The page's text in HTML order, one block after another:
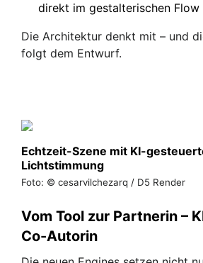
direkt im gestalterischen Flow
Die Architektur denkt mit – und
folgt dem Entwurf.
Echtzeit-Szene mit KI-
Lichtstimmung
Foto: © cesarvilchezarq / D5 Render
Vom Tool zur Partnerin –
Co-Autorin